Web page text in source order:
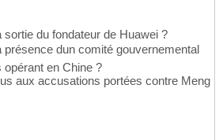
du fondateur de Huawei ?
dun comité gouvernemental
en Chine ?
aux accusations portées contre Meng